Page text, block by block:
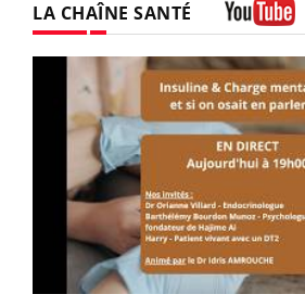
LA CHAÎNE SANTÉ